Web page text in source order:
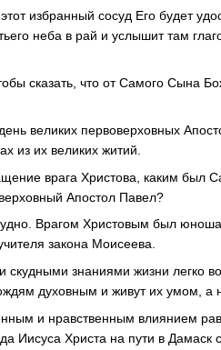
избранный сосуд Его будет
неба в рай и услышит там
сказать, что от Самого Сына
великих первоверховных
из их великих житий.
врага Христова, каким был
Апостол Павел?
Врагом Христовым был
закона Моисеева.
знаниями жизни легко
духовным и живут их умом, а
и нравственным влиянием
Иисуса Христа на пути в Дамаск